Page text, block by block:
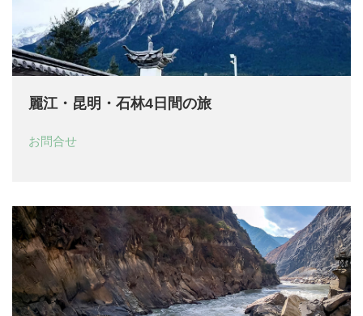
麗江・昆明・石林4日間の旅
お問合せ